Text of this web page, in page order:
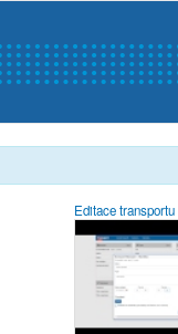
Editace transportu